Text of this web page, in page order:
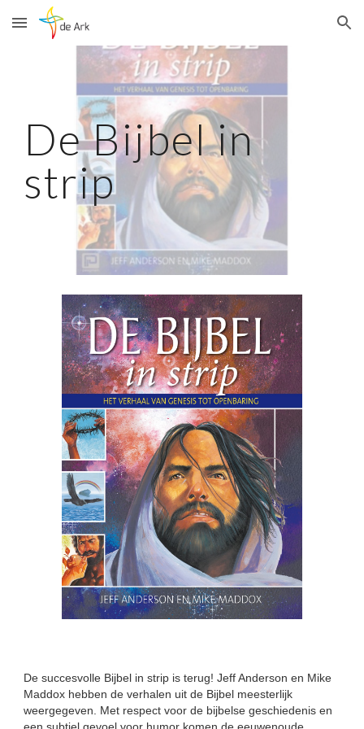
Skip to main content Skip to navigation
De Bijbel in
strip
De succesvolle Bijbel in strip is terug! Jeff Anderson en Mike
Maddox hebben de verhalen uit de Bijbel meesterlijk
weergegeven. Met respect voor de bijbelse geschiedenis en